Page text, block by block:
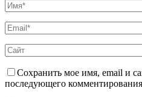
Сохранить мое имя, email и
последующего